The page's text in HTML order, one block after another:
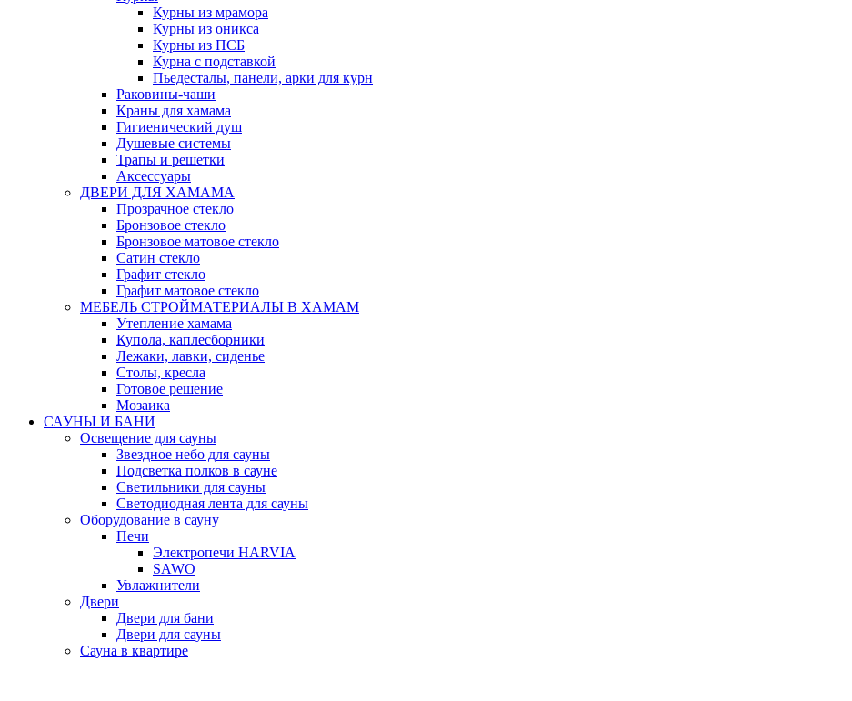
Курны из мрамора
Курны из оникса
Курны из ПСБ
Курна с подставкой
Пьедесталы, панели, арки для курн
Раковины-чаши
Краны для хамама
Гигиенический душ
Душевые системы
Трапы и решетки
Аксессуары
ДВЕРИ ДЛЯ ХАМАМА
Прозрачное стекло
Бронзовое стекло
Бронзовое матовое стекло
Сатин стекло
Графит стекло
Графит матовое стекло
МЕБЕЛЬ СТРОЙМАТЕРИАЛЫ В ХАМАМ
Утепление хамама
Купола, каплесборники
Лежаки, лавки, сиденье
Столы, кресла
Готовое решение
Мозаика
САУНЫ И БАНИ
Освещение для сауны
Звездное небо для сауны
Подсветка полков в сауне
Светильники для сауны
Светодиодная лента для сауны
Оборудование в сауну
Печи
Электропечи HARVIA
SAWO
Увлажнители
Двери
Двери для бани
Двери для сауны
Сауна в квартире